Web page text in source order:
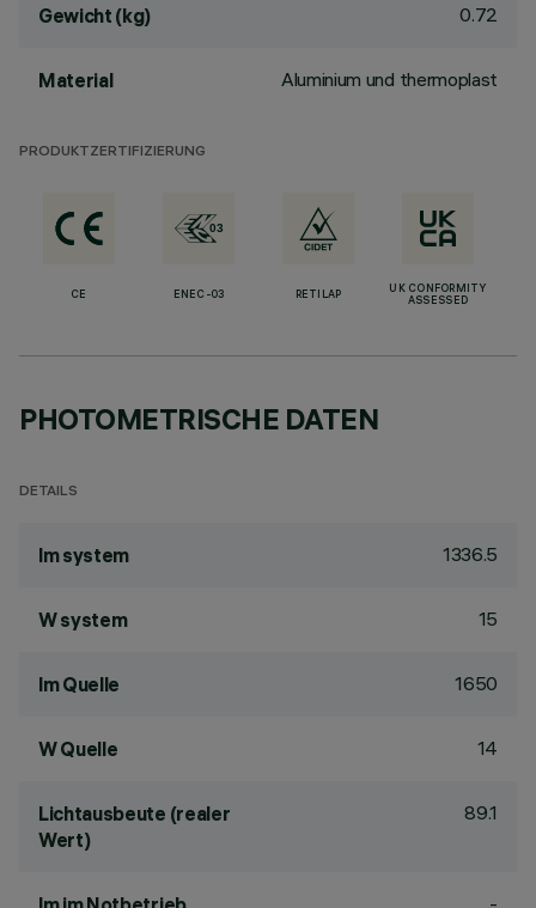
Gewicht (kg) 0.72
Material Aluminium und thermoplast
PRODUKTZERTIFIZIERUNG
CE ENEC-03 RETILAP
UK CONFORMITY
ASSESSED
PHOTOMETRISCHE DATEN
DETAILS
lm system 1336.5
W system 15
lm Quelle 1650
W Quelle 14
Lichtausbeute (realer
Wert)
89.1
-